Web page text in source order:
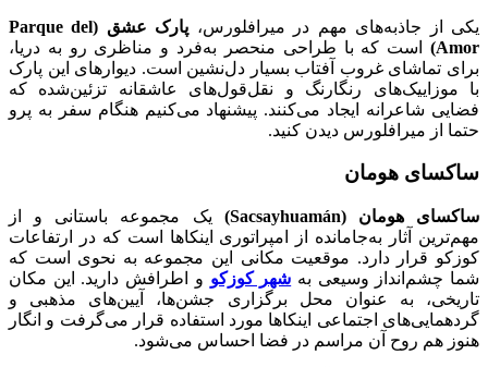
یکی از جاذبه‌های مهم در میرافلورس،
پارک عشق (Parque del
Amor)
است که با طراحی منحصر به‌فرد و مناظری رو به دریا،
برای تماشای غروب آفتاب بسیار دل‌نشین است. دیوارهای این پارک
با موزاییک‌های رنگارنگ و نقل‌قول‌های عاشقانه تزئین‌شده که
فضایی شاعرانه ایجاد می‌کنند. پیشنهاد می‌کنیم هنگام سفر به پرو
حتما از میرافلورس دیدن کنید.
ساکسای هومان
ساکسای هومان (Sacsayhuamán)
یک مجموعه باستانی و از
مهم‌ترین آثار به‌جامانده از امپراتوری اینکاها است که در ارتفاعات
کوزکو قرار دارد. موقعیت مکانی این مجموعه به نحوی است که
شما چشم‌انداز وسیعی به شهر کوزکو و اطرافش دارید. این مکان
تاریخی، به عنوان محل برگزاری جشن‌ها، آیین‌های مذهبی و
گردهمایی‌های اجتماعی اینکاها مورد استفاده قرار می‌گرفت و انگار
هنوز هم روح آن مراسم در فضا احساس می‌شود.